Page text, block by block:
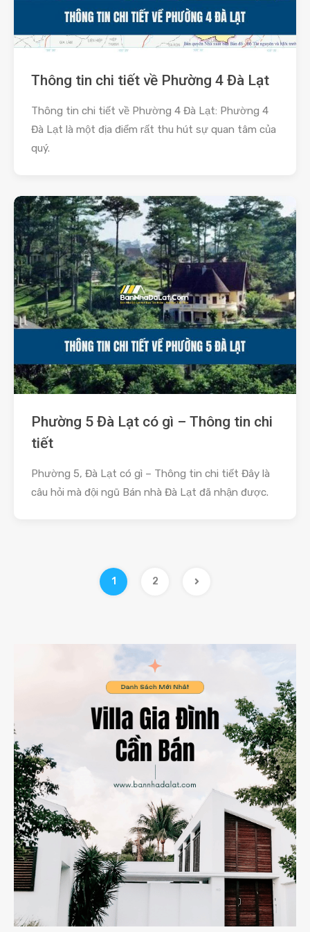
Thông tin chi tiết về Phường 4 Đà Lạt
Thông tin chi tiết về Phường 4 Đà Lạt: Phường 4
Đà Lạt là một địa điểm rất thu hút sự quan tâm của
quý.
Phường 5 Đà Lạt có gì – Thông tin chi
tiết
Phường 5, Đà Lạt có gì – Thông tin chi tiết Đây là
câu hỏi mà đội ngũ Bán nhà Đà Lạt đã nhận được.
1 2